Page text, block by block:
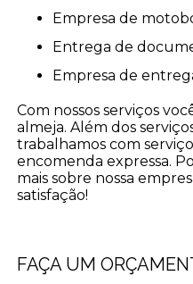
empresa de
entrega de
empresa de
Com nossos serviços
almeja. Além dos
trabalhamos com
encomenda expressa.
mais sobre nossa
satisfação!
FAÇA UM